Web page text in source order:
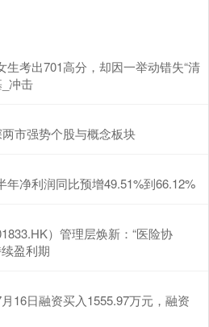
考出701高分，却因一举动错失“清
冲击
市强势个股与概念板块
年净利润同比预增49.51%到66.12%
）管理层焕新：“医险协
盈利期
16日融资买入1555.97万元，融资